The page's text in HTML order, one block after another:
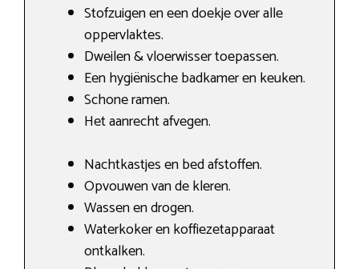
Stofzuigen en een doekje over alle
oppervlaktes.
Dweilen & vloerwisser toepassen.
Een hygiënische badkamer en keuken.
Schone ramen.
Het aanrecht afvegen.
Nachtkastjes en bed afstoffen.
Opvouwen van de kleren.
Wassen en drogen.
Waterkoker en koffiezetapparaat
ontkalken.